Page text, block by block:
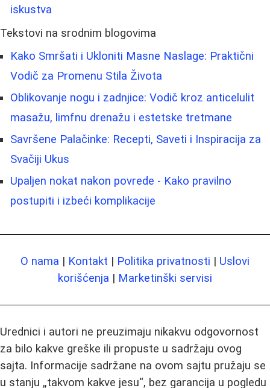
iskustva
Tekstovi na srodnim blogovima
Kako Smršati i Ukloniti Masne Naslage: Praktični
Vodič za Promenu Stila Života
Oblikovanje nogu i zadnjice: Vodič kroz anticelulit
masažu, limfnu drenažu i estetske tretmane
Savršene Palačinke: Recepti, Saveti i Inspiracija za
Svačiji Ukus
Upaljen nokat nakon povrede - Kako pravilno
postupiti i izbeći komplikacije
O nama | Kontakt | Politika privatnosti | Uslovi
korišćenja | Marketinški servisi
Urednici i autori ne preuzimaju nikakvu odgovornost
za bilo kakve greške ili propuste u sadržaju ovog
sajta. Informacije sadržane na ovom sajtu pružaju se
u stanju „takvom kakve jesu“, bez garancija u pogledu